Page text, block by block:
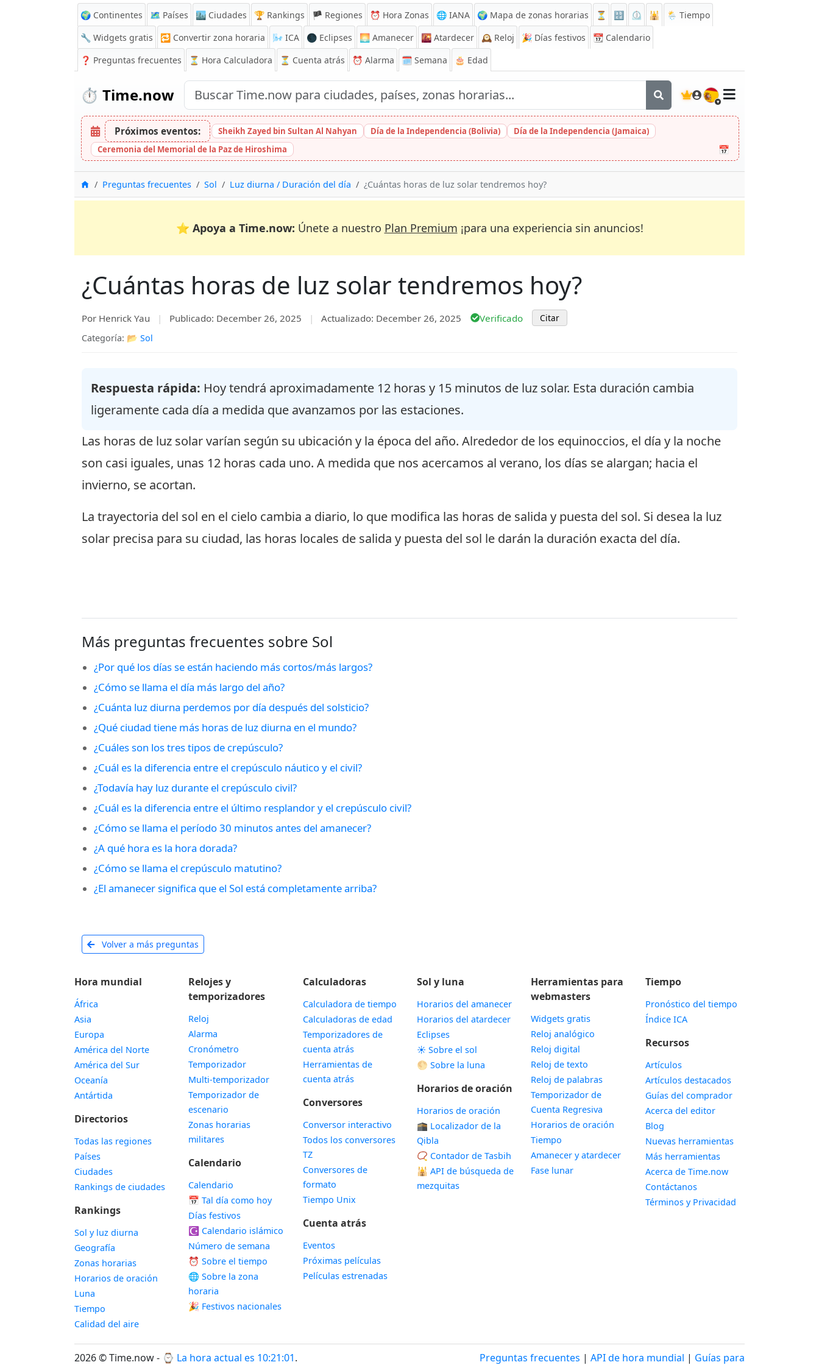
🌍 Continentes 🗺️ Países 🏙️ Ciudades 🏆 Rankings 🏴 Regiones ⏰ Hora Zonas 🌐 IANA 🌍 Mapa de zonas horarias ⏳ 🔡 ⏲️ 🕌
🌦️ Tiempo
🔧 Widgets gratis
🔁 Convertir zona horaria 🌬️ ICA 🌑 Eclipses 🌅 Amanecer 🌇 Atardecer 🕰️ Reloj 🎉 Días festivos 📆 Calendario
❓ Preguntas frecuentes ⏳ Hora Calculadora ⏳ Cuenta atrás ⏰ Alarma 🗓️ Semana 🎂 Edad
⏱️ Time.now 🇪🇸
Próximos eventos: Sheikh Zayed bin Sultan Al Nahyan Día de la Independencia (Bolivia)
Día de la Independencia (Jamaica)
Ceremonia del Memorial de la Paz de Hiroshima
📅
InicioPreguntas frecuentes Sol Luz diurna / Duración del día ¿Cuántas horas de luz solar tendremos hoy?
⭐ Apoya a Time.now: Únete a nuestro Plan Premium ¡para una experiencia sin anuncios!
¿Cuántas horas de luz solar tendremos hoy?
Por Henrick Yau | Publicado: December 26, 2025 | Actualizado: December 26, 2025 Verificado
Citar
Categoría: 📂 Sol
Respuesta rápida: Hoy tendrá aproximadamente 12 horas y 15 minutos de luz solar. Esta duración cambia
ligeramente cada día a medida que avanzamos por las estaciones.
Las horas de luz solar varían según su ubicación y la época del año. Alrededor de los equinoccios, el día y la noche
son casi iguales, unas 12 horas cada uno. A medida que nos acercamos al verano, los días se alargan; hacia el
invierno, se acortan.
La trayectoria del sol en el cielo cambia a diario, lo que modifica las horas de salida y puesta del sol. Si desea la luz
solar precisa para su ciudad, las horas locales de salida y puesta del sol le darán la duración exacta del día.
Más preguntas frecuentes sobre Sol
¿Por qué los días se están haciendo más cortos/más largos?
¿Cómo se llama el día más largo del año?
¿Cuánta luz diurna perdemos por día después del solsticio?
¿Qué ciudad tiene más horas de luz diurna en el mundo?
¿Cuáles son los tres tipos de crepúsculo?
¿Cuál es la diferencia entre el crepúsculo náutico y el civil?
¿Todavía hay luz durante el crepúsculo civil?
¿Cuál es la diferencia entre el último resplandor y el crepúsculo civil?
¿Cómo se llama el período 30 minutos antes del amanecer?
¿A qué hora es la hora dorada?
¿Cómo se llama el crepúsculo matutino?
¿El amanecer significa que el Sol está completamente arriba?
Volver a más preguntas
Hora mundial
África
Asia
Europa
América del Norte
América del Sur
Oceanía
Antártida
Directorios
Todas las regiones
Países
Ciudades
Rankings de ciudades
Rankings
Sol y luz diurna
Geografía
Zonas horarias
Horarios de oración
Luna
Tiempo
Calidad del aire
Relojes y
temporizadores
Reloj
Alarma
Cronómetro
Temporizador
Multi-temporizador
Temporizador de
escenario
Zonas horarias
militares
Calendario
Calendario
📅 Tal día como hoy
Días festivos
☪️ Calendario islámico
Número de semana
⏰ Sobre el tiempo
🌐 Sobre la zona
horaria
🎉 Festivos nacionales
Calculadoras
Calculadora de tiempo
Calculadoras de edad
Temporizadores de
cuenta atrás
Herramientas de
cuenta atrás
Conversores
Conversor interactivo
Todos los conversores
TZ
Conversores de
formato
Tiempo Unix
Cuenta atrás
Eventos
Próximas películas
Películas estrenadas
Sol y luna
Horarios del amanecer
Horarios del atardecer
Eclipses
☀️ Sobre el sol
🌕 Sobre la luna
Horarios de oración
Horarios de oración
🕋 Localizador de la
Qibla
📿 Contador de Tasbih
🕌 API de búsqueda de
mezquitas
Herramientas para
webmasters
Widgets gratis
Reloj analógico
Reloj digital
Reloj de texto
Reloj de palabras
Temporizador de
Cuenta Regresiva
Horarios de oración
Tiempo
Amanecer y atardecerWidget
Fase lunarWidget
Tiempo
Pronóstico del tiempo
Índice ICA
Recursos
Artículos
Artículos destacados
Guías del comprador
Acerca del editor
Blog
Nuevas herramientas
Más herramientas
Acerca de Time.now
Contáctanos
Términos y Privacidad
2026 © Time.now - ⌚ La hora actual es 10:21:01. Preguntas frecuentes | API de hora mundial | Guías para